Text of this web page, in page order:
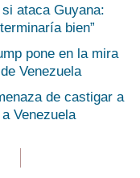
ataca Guyana:
bien”
pone en la mira
Venezuela
de castigar a
Venezuela